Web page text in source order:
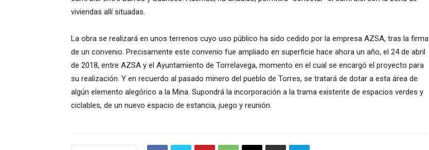
viviendas allí situadas.
La obra se realizará en unos terrenos cuyo uso público ha sido cedido por la empresa AZSA, tras la firma
de un convenio. Precisamente este convenio fue ampliado en superficie hace ahora un año, el 24 de abril
de 2018, entre AZSA y el Ayuntamiento de Torrelavega, momento en el cual se encargó el proyecto para
su realización. Y en recuerdo al pasado minero del pueblo de Torres, se tratará de dotar a esta área de
algún elemento alegórico a la Mina. Supondrá la incorporación a la trama existente de espacios verdes y
ciclables, de un nuevo espacio de estancia, juego y reunión.